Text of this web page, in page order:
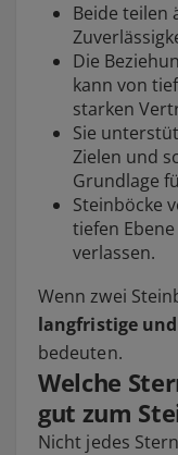
Beide teilen
Die
kann von
starken
Sie
Zielen und
Grundlage
Steinböcke
tiefen
verlassen.
Wenn zwei
langfristige
bedeuten.
Welche
gut zum
Nicht jedes